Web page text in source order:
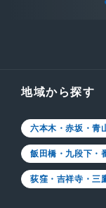
地域から探す
六本木・赤坂・青
飯田橋・九段下・
荻窪・吉祥寺・三